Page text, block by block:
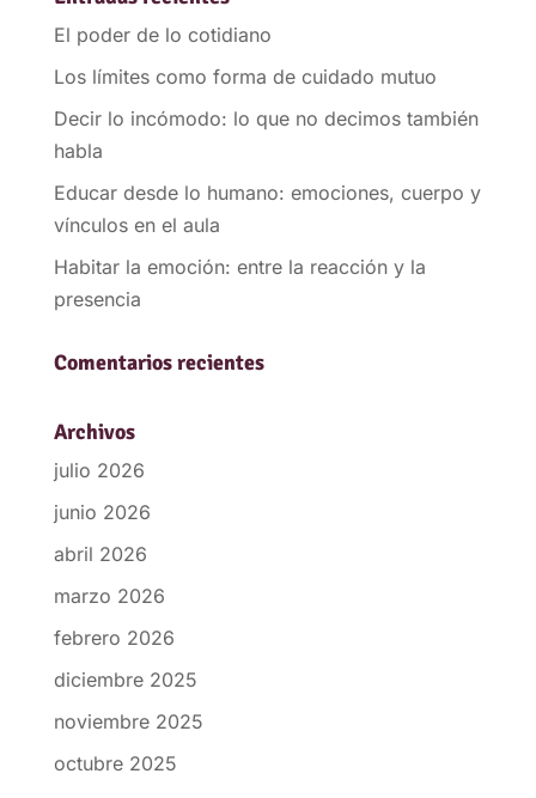
El poder de lo cotidiano
Los límites como forma de cuidado mutuo
Decir lo incómodo: lo que no decimos también
habla
Educar desde lo humano: emociones, cuerpo y
vínculos en el aula
Habitar la emoción: entre la reacción y la
presencia
Comentarios recientes
Archivos
julio 2026
junio 2026
abril 2026
marzo 2026
febrero 2026
diciembre 2025
noviembre 2025
octubre 2025